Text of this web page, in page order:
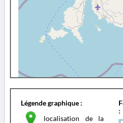
Légende graphique :
localisation de la
: